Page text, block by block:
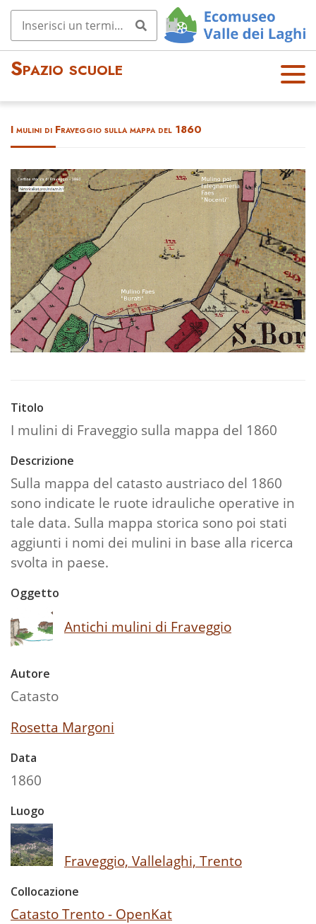
Spazio scuole
OPE
N
I mulini di Fraveggio sulla mappa del 1860
Titolo
I mulini di Fraveggio sulla mappa del 1860
Descrizione
Sulla mappa del catasto austriaco del 1860
sono indicate le ruote idrauliche operative in
tale data. Sulla mappa storica sono poi stati
aggiunti i nomi dei mulini in base alla ricerca
svolta in paese.
Oggetto
Antichi mulini di Fraveggio
Autore
Catasto
Rosetta Margoni
Data
1860
Luogo
Fraveggio, Vallelaghi, Trento
Collocazione
Catasto Trento - OpenKat